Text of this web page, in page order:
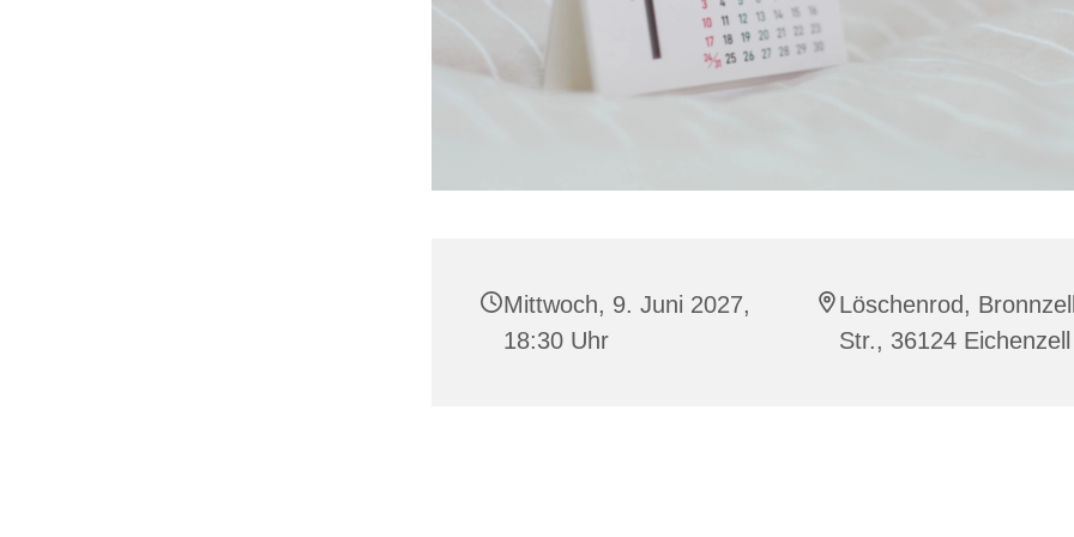
Mittwoch, 9. Juni 2027,
18:30 Uhr
Löschenrod,
Str., 36124 Eichenzell